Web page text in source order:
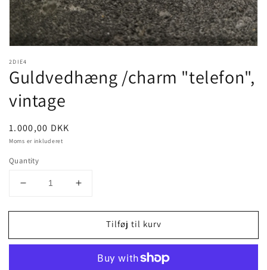
2DIE4
Guldvedhæng /charm "telefon",
vintage
Pris
1.000,00 DKK
Moms er inkluderet
Quantity
Decrease
for
/charm
Increase
for
Guldvedhæng
/charm
&quot;telefon&quot;,
vintage
Tilføj til kurv